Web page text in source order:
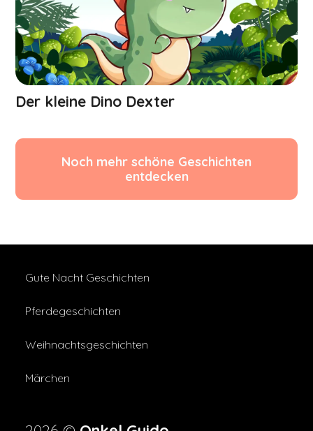
Der kleine Dino Dexter
Noch mehr schöne Geschichten
entdecken
Gute Nacht Geschichten
Pferdegeschichten
Weihnachtsgeschichten
Märchen